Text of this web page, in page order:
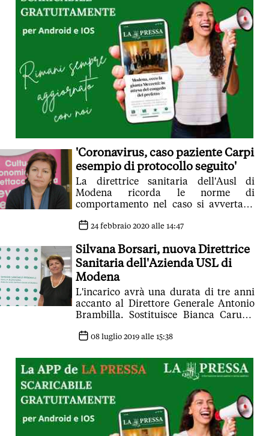
'Coronavirus, caso paziente Carpi
esempio di protocollo seguito'
La direttrice sanitaria dell'Ausl di
Modena ricorda le norme di
comportamento nel caso si avvertano
news24 febbraio 2020 alle 14:47
Silvana Borsari, nuova Direttrice
Sanitaria dell'Azienda USL di
Modena
L'incarico avrà una durata di tre anni
accanto al Direttore Generale Antonio
Brambilla. Sostituisce Bianca Caruso,
08 luglio 2019 alle 15:38